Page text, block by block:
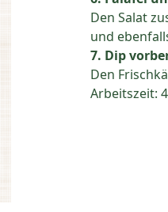
Den Salat
und
7. Dip
Den
Arbeitszeit: